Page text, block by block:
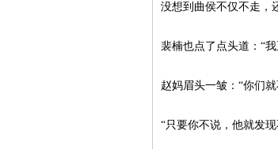
没想到曲侯不仅不走，
裴楠也点了点头道：“
赵妈眉头一皱：“你们
“只要你不说，他就发